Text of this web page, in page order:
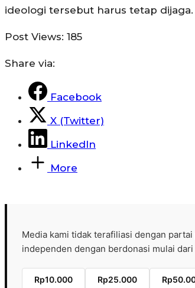
ideologi tersebut harus tetap
Post Views: 185
Share via:
Facebook
X (Twitter)
LinkedIn
More
Media kami tidak terafiliasi dengan
independen dengan berdonasi mulai dari
Rp10.000 Rp25.000